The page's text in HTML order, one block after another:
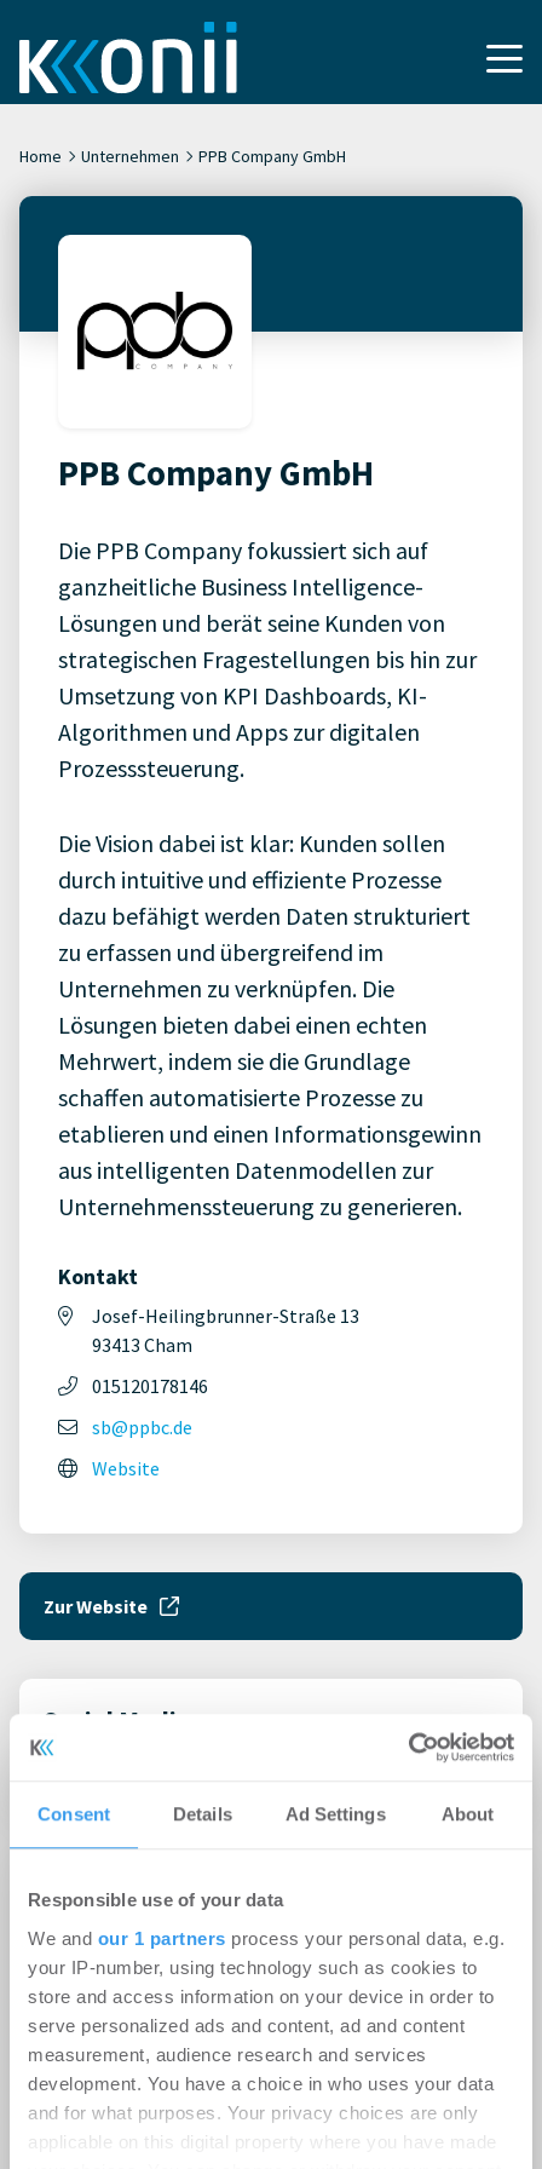
Consent Details Ad Settings About
Responsible use of your data
We and our 1 partners process your personal data, e.g.
your IP-number, using technology such as cookies to
store and access information on your device in order to
serve personalized ads and content, ad and content
measurement, audience research and services
development. You have a choice in who uses your data
and for what purposes. Your privacy choices are only
applicable on this digital property where you have made
Home Unternehmen PPB Company GmbH
PPB Company GmbH
Die PPB Company fokussiert sich auf
ganzheitliche Business Intelligence-
Lösungen und berät seine Kunden von
strategischen Fragestellungen bis hin zur
Umsetzung von KPI Dashboards, KI-
Algorithmen und Apps zur digitalen
Prozesssteuerung.
Die Vision dabei ist klar: Kunden sollen
durch intuitive und effiziente Prozesse
dazu befähigt werden Daten strukturiert
zu erfassen und übergreifend im
Unternehmen zu verknüpfen. Die
Lösungen bieten dabei einen echten
Mehrwert, indem sie die Grundlage
schaffen automatisierte Prozesse zu
etablieren und einen Informationsgewinn
aus intelligenten Datenmodellen zur
Unternehmenssteuerung zu generieren.
Kontakt
Josef-Heilingbrunner-Straße 13
93413 Cham
015120178146
sb@ppbc.de
Website
Zur Website
Social Media
Adresse
Josef-Heilingbrunner-Straße 13
93413 Cham